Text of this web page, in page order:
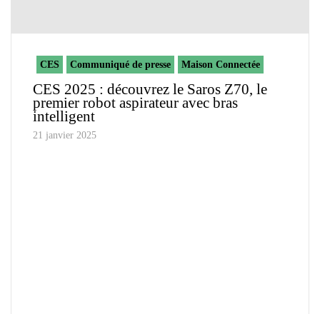
CES Communiqué de presse Maison Connectée
CES 2025 : découvrez le Saros Z70, le
premier robot aspirateur avec bras
intelligent
21 janvier 2025